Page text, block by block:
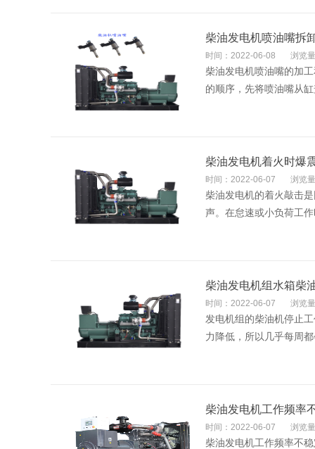
柴油发电机喷油嘴拆
时间：2022-06-08 浏览
柴油发电机喷油嘴的加
的顺序，先将喷油嘴从
柴油发电机着火时爆
时间：2022-06-07 浏览
柴油发电机的着火敲击
声。在怠速或小负荷工
柴油发电机组水箱柴
时间：2022-06-07 浏览
发电机组的柴油机停止
力降低，所以几乎每周
柴油发电机工作频率
时间：2022-06-07 浏览
柴油发电机工作频率不